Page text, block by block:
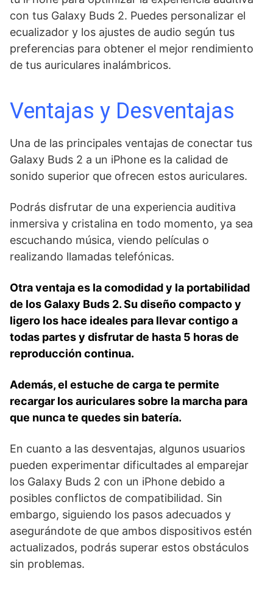
con tus​ Galaxy Buds 2.⁣ Puedes personalizar el
ecualizador y los ​ajustes de audio⁢ según tus
preferencias para obtener el mejor rendimiento
de tus auriculares inalámbricos.
Ventajas‌ y Desventajas
Una de las principales ventajas de conectar tus
Galaxy Buds 2 ‍a​ un iPhone⁣ es la calidad de⁤
sonido superior que ⁢ofrecen estos auriculares.
Podrás disfrutar de una experiencia auditiva
inmersiva y cristalina en todo momento, ya ‌sea
escuchando música,⁢ viendo películas o
realizando llamadas telefónicas.
Otra ventaja es la comodidad y la portabilidad
de los Galaxy Buds 2.⁣ Su diseño compacto y
ligero⁤ los hace ideales para llevar contigo a
todas partes y ⁤disfrutar de hasta‌ 5 horas de
reproducción continua.
Además, el estuche de carga te permite
recargar los auriculares sobre la marcha para
que​ nunca te quedes ⁢sin batería.
En cuanto ​a las desventajas, algunos usuarios
pueden experimentar dificultades al emparejar
los Galaxy Buds ⁤2 con un iPhone debido a
posibles conflictos de compatibilidad.‍ Sin
embargo, siguiendo los pasos adecuados y
asegurándote de que ⁢ambos dispositivos estén
actualizados, podrás superar estos obstáculos
sin problemas.